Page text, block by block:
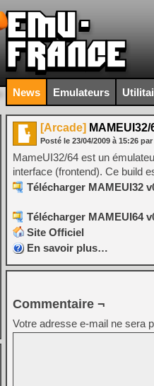
News Emulateurs
[Arcade]
Posté le 23/04/2009 à 15:26 par
MameUI32/64 est un
interface (frontend). Ce build
Télécharger MAMEUI32
Télécharger MAMEUI64
Site Officiel
En savoir plus…
Commentaire ¬
Votre adresse e-mail ne sera